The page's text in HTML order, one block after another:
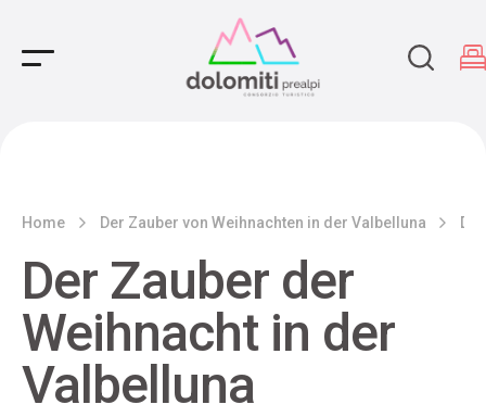
Main Navigation
Home Der Zauber von Weihnachten in der Valbelluna
Der Zauber der
Weihnacht in der
Valbelluna